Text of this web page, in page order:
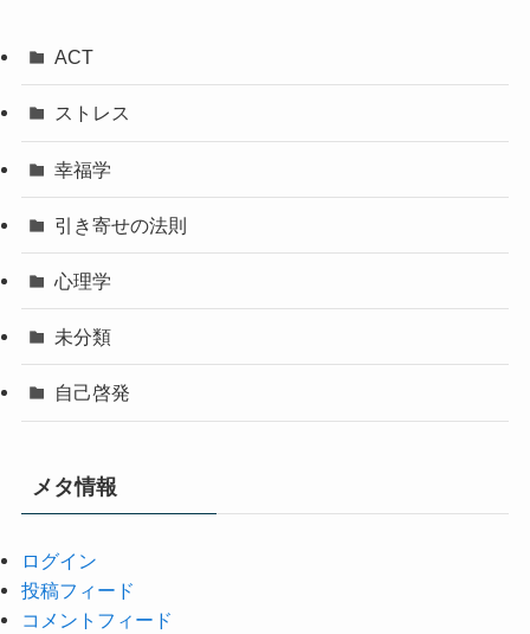
ACT
ストレス
幸福学
引き寄せの法則
心理学
未分類
自己啓発
メタ情報
ログイン
投稿フィード
コメントフィード